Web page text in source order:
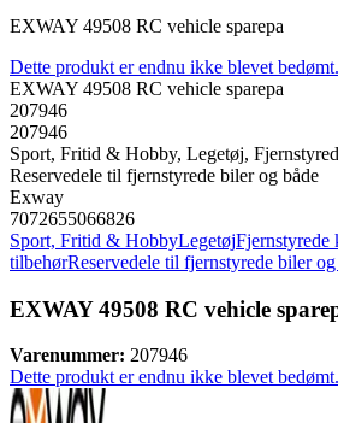
EXWAY 49508 RC vehicle sparepa
Dette produkt er endnu ikke blevet bedømt.
EXWAY 49508 RC vehicle sparepa
207946
207946
Sport, Fritid & Hobby, Legetøj,
Reservedele til fjernstyrede biler og både
Exway
7072655066826
Sport, Fritid & HobbyLegetøjFjernstyrede
tilbehørReservedele til fjernstyrede biler og
EXWAY 49508 RC vehicle
Varenummer: 207946
Dette produkt er endnu ikke blevet bedømt.